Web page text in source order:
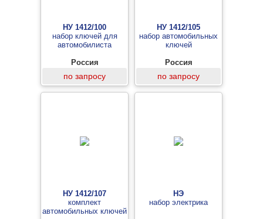
НУ 1412/100
набор ключей для
автомобилиста
Россия
по запросу
НУ 1412/105
набор автомобильных
ключей
Россия
по запросу
НУ 1412/107
комплект
автомобильных ключей
НЭ
набор электрика